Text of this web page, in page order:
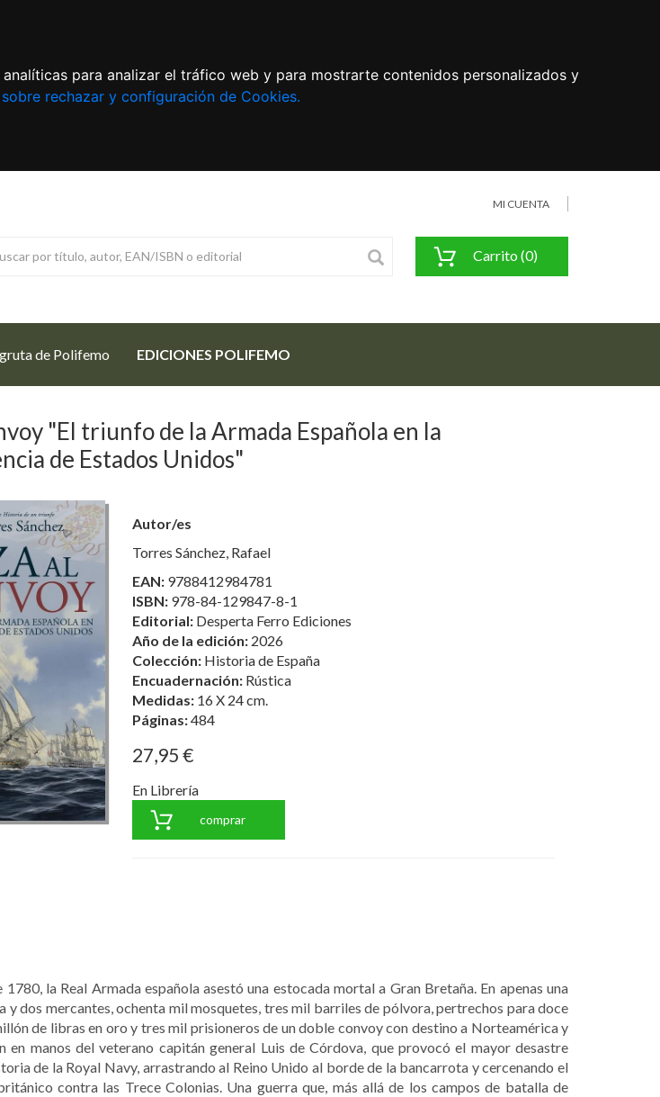
para analizar el tráfico web y para mostrarte contenidos personalizados y
rechazar y configuración de Cookies.
MI CUENTA
Carrito (0)
de Polifemo EDICIONES POLIFEMO
"El triunfo de la Armada Española en la
de Estados Unidos"
Autor/es
Torres Sánchez, Rafael
EAN: 9788412984781
ISBN: 978-84-129847-8-1
Editorial: Desperta Ferro Ediciones
Año de la edición: 2026
Colección: Historia de España
Encuadernación: Rústica
Medidas: 16 X 24 cm.
Páginas:484
27,95 €
En Librería
comprar
1780, la Real Armada española asestó una estocada mortal a Gran Bretaña. En apenas una
y dos mercantes, ochenta mil mosquetes, tres mil barriles de pólvora, pertrechos para doce
de libras en oro y tres mil prisioneros de un doble convoy con destino a Norteamérica y
en manos del veterano capitán general Luis de Córdova, que provocó el mayor desastre
de la Royal Navy, arrastrando al Reino Unido al borde de la bancarrota y cercenando el
contra las Trece Colonias. Una guerra que, más allá de los campos de batalla de